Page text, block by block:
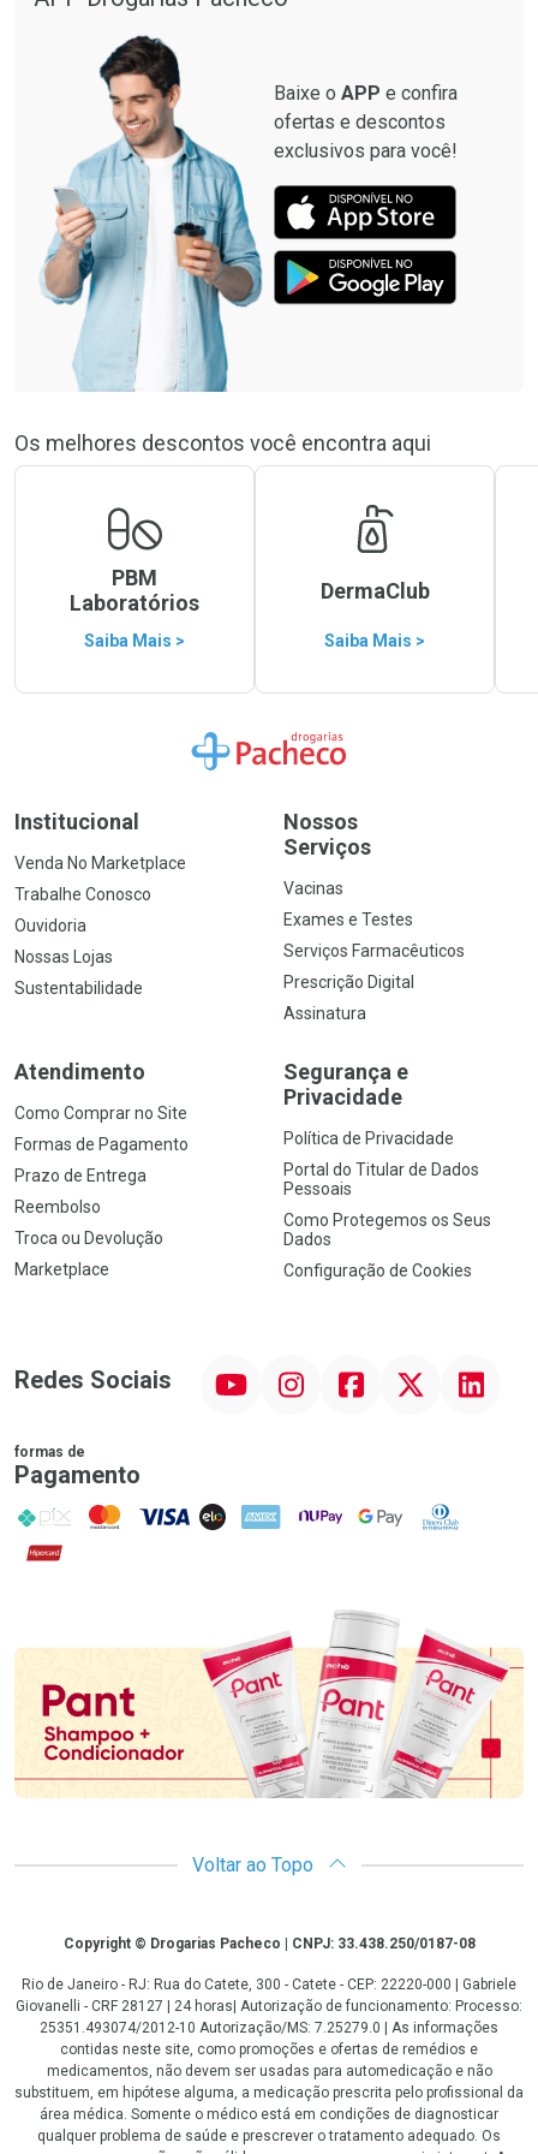
Baixe o APP e confira
ofertas e descontos
exclusivos para você!
Os melhores descontos você encontra aqui
PBM
Laboratórios
Saiba Mais >
DermaClub
Saiba Mais >
Ir para a Home
Institucional
Venda No Marketplace
Trabalhe Conosco
Ouvidoria
Nossas Lojas
Sustentabilidade
Nossos
Serviços
Vacinas
Exames e Testes
Serviços Farmacêuticos
Prescrição Digital
Assinatura
Atendimento
Como Comprar no Site
Formas de Pagamento
Prazo de Entrega
Reembolso
Troca ou Devolução
Marketplace
Segurança e
Privacidade
Política de Privacidade
Portal do Titular de Dados
Pessoais
Como Protegemos os Seus
Dados
Configuração de Cookies
Redes Sociais InstagramFacebook Linkedin
formas de
Pagamento
PIX MasterCard
VISA ELO AMEX NuPay Google PayDiners Club
Hipercard
Promoção em Destaque
Voltar ao Topo
CopyrightCopyright © Drogarias Pacheco | CNPJ: 33.438.250/0187-08
Rio de Janeiro - RJ: Rua do Catete, 300 - Catete - CEP: 22220-000 | Gabriele
Giovanelli - CRF 28127 | 24 horas| Autorização de funcionamento: Processo:
25351.493074/2012-10 Autorização/MS: 7.25279.0 | As informações
contidas neste site, como promoções e ofertas de remédios e
medicamentos, não devem ser usadas para automedicação e não
substituem, em hipótese alguma, a medicação prescrita pelo profissional da
área médica. Somente o médico está em condições de diagnosticar
qualquer problema de saúde e prescrever o tratamento adequado. Os